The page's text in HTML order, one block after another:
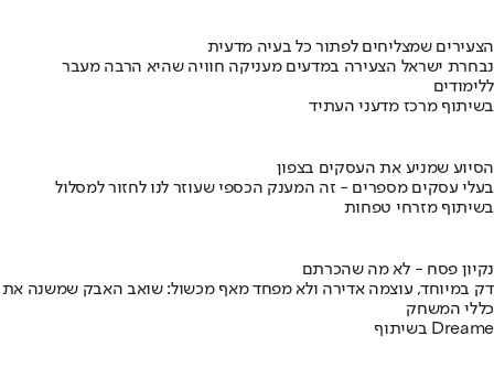
הצעירים שמצליחים לפתור כל בעיה מדעית
נבחרת ישראל הצעירה במדעים מעניקה חוויה שהיא הרבה מעבר
ללימודים
בשיתוף מרכז מדעני העתיד
הסיוע שמניע את העסקים בצפון
בעלי עסקים מספרים - זה המענק הכספי שעוזר לנו לחזור למסלול
בשיתוף מזרחי טפחות
נקיון פסח - לא מה שהכרתם
דק במיוחד, עוצמה אדירה ולא מפחד מאף מכשול: שואב האבק שמשנה את
כללי המשחק
בשיתוף Dreame